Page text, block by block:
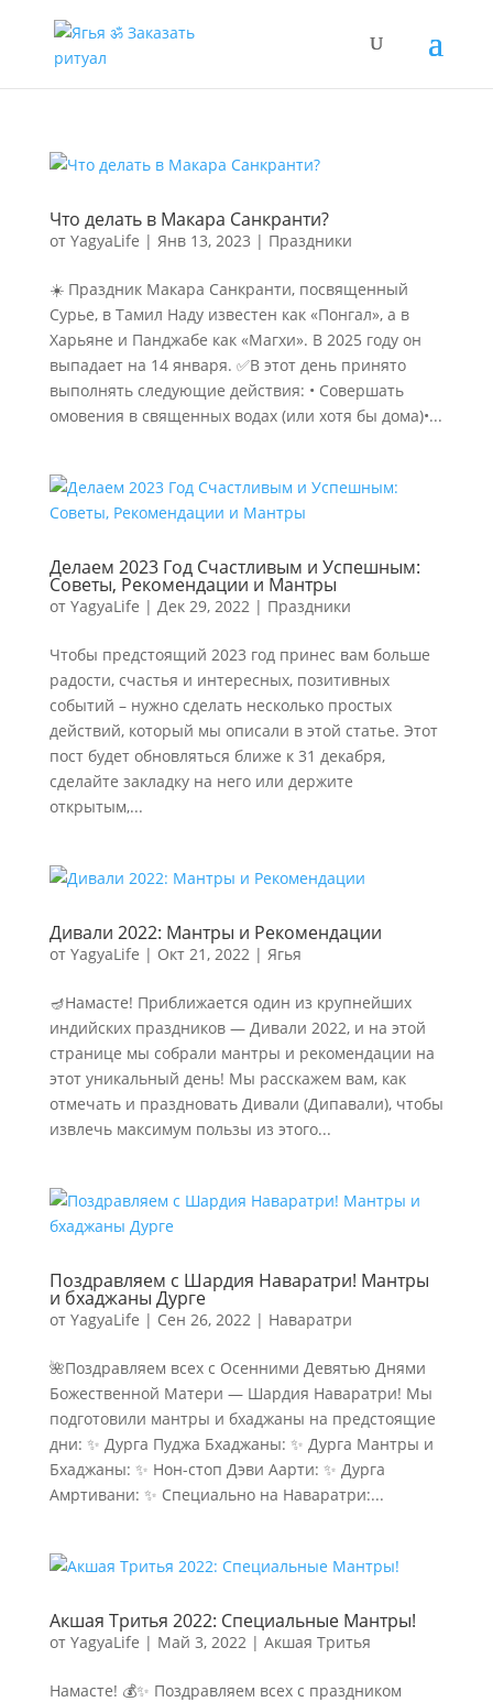
Что делать в Макара Санкранти?
от YagyaLife | Янв 13, 2023 | Праздники
☀️ Праздник Макара Санкранти, посвященный
Сурье, в Тамил Наду известен как «Понгал», а в
Харьяне и Панджабе как «Магхи». В 2025 году он
выпадает на 14 января. ✅В этот день принято
выполнять следующие действия: • Совершать
омовения в священных водах (или хотя бы дома)•...
Делаем 2023 Год Счастливым и Успешным:
Советы, Рекомендации и Мантры
от YagyaLife | Дек 29, 2022| Праздники
Чтобы предстоящий 2023 год принес вам больше
радости, счастья и интересных, позитивных
событий – нужно сделать несколько простых
действий, который мы описали в этой статье. Этот
пост будет обновляться ближе к 31 декабря,
сделайте закладку на него или держите
открытым,...
Дивали 2022: Мантры и Рекомендации
от YagyaLife | Окт 21, 2022| Ягья
🪔Намасте! Приближается один из крупнейших
индийских праздников — Дивали 2022, и на этой
странице мы собрали мантры и рекомендации на
этот уникальный день! Мы расскажем вам, как
отмечать и праздновать Дивали (Дипавали), чтобы
извлечь максимум пользы из этого...
Поздравляем с Шардия Наваратри! Мантры
и бхаджаны Дурге
от YagyaLife | Сен 26, 2022| Наваратри
🌺Поздравляем всех с Осенними Девятью Днями
Божественной Матери — Шардия Наваратри! Мы
подготовили мантры и бхаджаны на предстоящие
дни: ✨ Дурга Пуджа Бхаджаны: ✨ Дурга Мантры и
Бхаджаны: ✨ Нон-стоп Дэви Аарти: ✨ Дурга
Амртивани: ✨ Специально на Наваратри:...
Акшая Тритья 2022: Специальные Мантры!
от YagyaLife | Май 3, 2022| Акшая Тритья
Намасте! 💰✨ Поздравляем всех с праздником